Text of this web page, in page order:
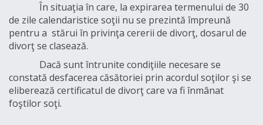
În situaţia în care, la expirarea termenului de 30
de zile calendaristice soţii nu se prezintă împreună
pentru a stărui în privinţa cererii de divorţ, dosarul de
divorţ se clasează.
Dacă sunt întrunite condiţiile necesare se
constată desfacerea căsătoriei prin acordul soţilor şi se
eliberează certificatul de divorţ care va fi înmânat
foştilor soţi.